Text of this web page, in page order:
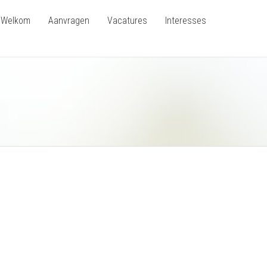
Welkom Aanvragen Vacatures Interesses